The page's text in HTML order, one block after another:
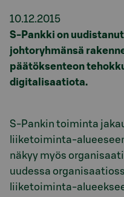
10.12.2015
S-Pankki on
johtoryhmänsä
päätöksenteon
digitalisaatiota.
S-Pankin toiminta
liiketoiminta-
näkyy myös
uudessa
liiketoiminta-